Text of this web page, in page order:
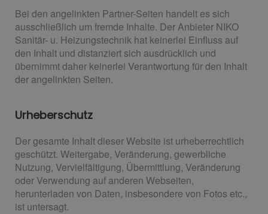
Bei den angelinkten Partner-Seiten handelt es sich
ausschließlich um fremde Inhalte. Der Anbieter NIKO
Sanitär- u. Heizungstechnik hat keinerlei Einfluss auf
den Inhalt und distanziert sich ausdrücklich und
übernimmt daher keinerlei Verantwortung für den Inhalt
der angelinkten Seiten.
Urheberschutz
Der gesamte Inhalt dieser Website ist urheberrechtlich
geschützt. Weitergabe, Veränderung, gewerbliche
Nutzung, Vervielfältigung, Übermittlung, Veränderung
oder Verwendung auf anderen Webseiten,
herunterladen von Daten, insbesondere von Fotos etc.,
ist untersagt.